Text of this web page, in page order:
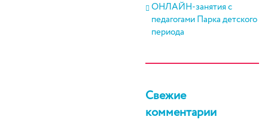
ОНЛАЙН-занятия с
педагогами Парка детского
периода
Свежие
комментарии